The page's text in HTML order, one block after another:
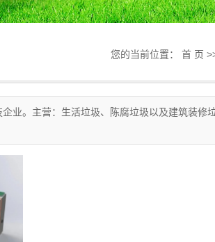
您的当前位置： 首 页
业。主营：生活垃圾、陈腐垃圾以及建筑装修